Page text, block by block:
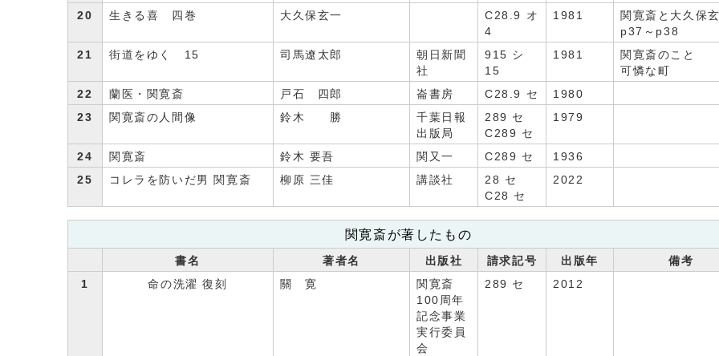
20
生きる喜 四巻 大久保玄一
C28.9 オ
4
1981
関寛斎と大久保
p37～p38
21
街道をゆく 15 司馬遼太郎
朝日新聞
社
915 シ
15
1981
関寛斎のこと
可憐な町
22
蘭医・関寛斎 戸石 四郎 崙書房 C28.9 セ
1980
23
関寛斎の人間像 鈴木 勝
千葉日報
出版局
289 セ
C289 セ
1979
24 関寛斎 鈴木 要吾 関又一 C289 セ
1936
25
コレラを防いだ男 関寛斎 柳原 三佳 講談社
28 セ
C28 セ
2022
関寛斎が著したもの
書名 著者名 出版社 請求記号 出版年
備考
1
命の洗濯 復刻 關 寛
関寛斎
100周年
記念事業
実行委員
会
289 セ 2012